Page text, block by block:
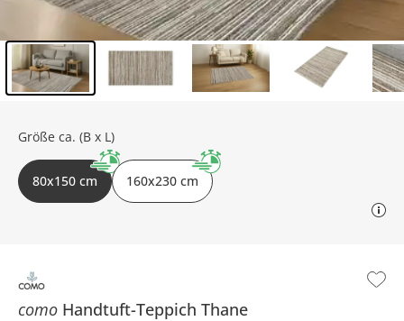
como Handtuft-Teppich Thane
Größe ca. (B x L)
80x150 cm 160x230 cm